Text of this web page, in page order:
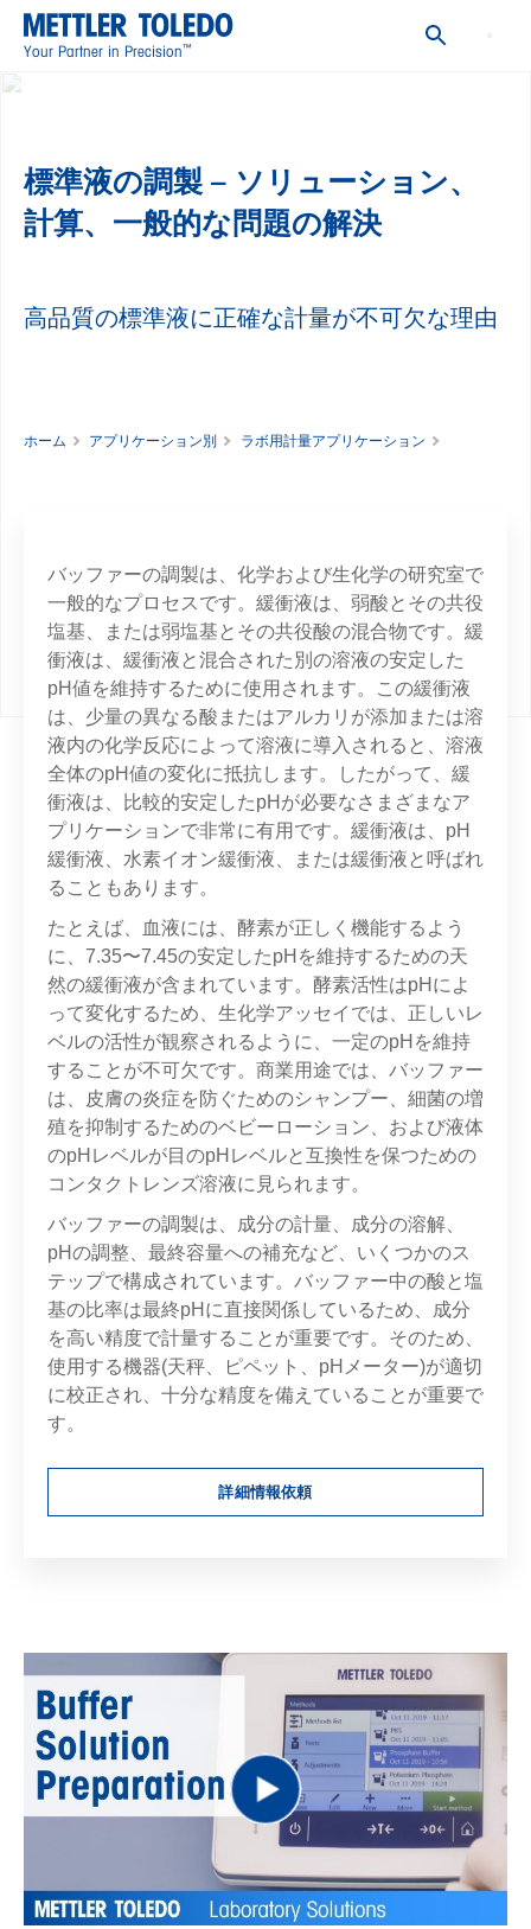
Your Partner in Precision™
バッファー溶液の調製 - Insights & Guides
標準液の調製 – ソリューション、
計算、一般的な問題の解決
高品質の標準液に正確な計量が不可欠な理由
ホーム アプリケーション別
ラボ用計量アプリケーション
バッファーの調製は、化学および生化学の研究室で
一般的なプロセスです。緩衝液は、弱酸とその共役
塩基、または弱塩基とその共役酸の混合物です。緩
衝液は、緩衝液と混合された別の溶液の安定した
pH値を維持するために使用されます。この緩衝液
は、少量の異なる酸またはアルカリが添加または溶
液内の化学反応によって溶液に導入されると、溶液
全体のpH値の変化に抵抗します。したがって、緩
衝液は、比較的安定したpHが必要なさまざまなア
プリケーションで非常に有用です。緩衝液は、pH
緩衝液、水素イオン緩衝液、または緩衝液と呼ばれ
ることもあります。
たとえば、血液には、酵素が正しく機能するよう
に、7.35〜7.45の安定したpHを維持するための天
然の緩衝液が含まれています。酵素活性はpHによ
って変化するため、生化学アッセイでは、正しいレ
ベルの活性が観察されるように、一定のpHを維持
することが不可欠です。商業用途では、バッファー
は、皮膚の炎症を防ぐためのシャンプー、細菌の増
殖を抑制するためのベビーローション、および液体
のpHレベルが目のpHレベルと互換性を保つための
コンタクトレンズ溶液に見られます。
バッファーの調製は、成分の計量、成分の溶解、
pHの調整、最終容量への補充など、いくつかのス
テップで構成されています。バッファー中の酸と塩
基の比率は最終pHに直接関係しているため、成分
を高い精度で計量することが重要です。そのため、
使用する機器(天秤、ピペット、pHメーター)が適切
に校正され、十分な精度を備えていることが重要で
す。
詳細情報依頼
Play